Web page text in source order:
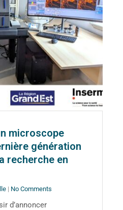
microscope
génération
recherche en
| No Comments
d’annoncer